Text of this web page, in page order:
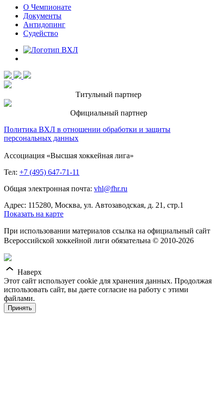
О Чемпионате
Документы
Антидопинг
Судейство
Титульный партнер
Официальный партнер
Политика ВХЛ в отношении обработки и защиты
персональных данных
Ассоциация «Высшая хоккейная лига»
Тел: +7 (495) 647-71-11
Общая электронная почта: vhl@fhr.ru
Адрес: 115280, Москва, ул. Автозаводская, д. 21, стр.1
Показать на карте
При использовании материалов ссылка на официальный сайт
Всероссийской хоккейной лиги обязательна © 2010-2026
Наверх
Этот сайт использует cookie для хранения данных. Продолжая
использовать сайт, вы даете согласие на работу с этими
файлами.
Принять